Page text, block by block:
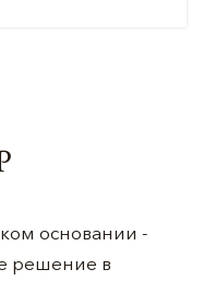
основании -
решение в